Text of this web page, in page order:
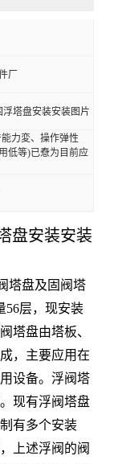
厂
塔盘安装安装图片
力変、操作弹性
低等)已憃为目前应
盘安装安装
塔盘及固阀塔
56层，现安装
塔盘由塔板、
，主要应用在
设备。浮阀塔
现有浮阀塔盘
有多个安装
上述浮阀的阀